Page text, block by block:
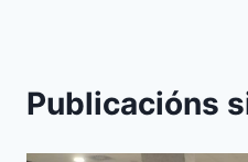
Publicacións